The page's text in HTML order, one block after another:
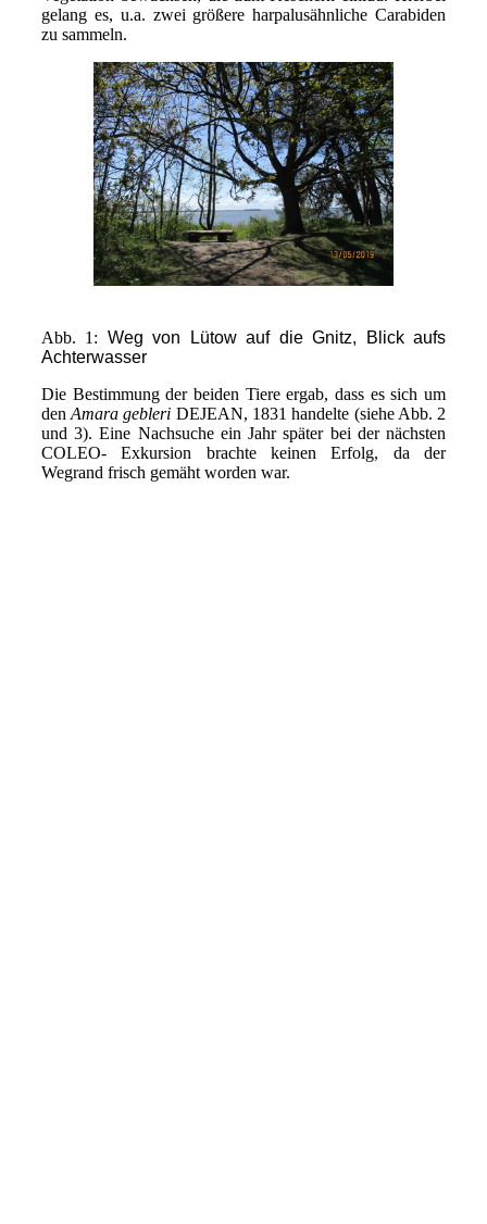
gelang es, u.a. zwei größere harpalusähnliche Carabiden
zu sammeln.
Abb. 1: Weg von Lütow auf die Gnitz, Blick aufs
Achterwasser
Die Bestimmung der beiden Tiere ergab, dass es sich um
denAmara gebleri DEJEAN, 1831 handelte (siehe Abb. 2
und 3). Eine Nachsuche ein Jahr später bei der nächsten
COLEO- Exkursion brachte keinen Erfolg, da der
Wegrand frisch gemäht worden war.